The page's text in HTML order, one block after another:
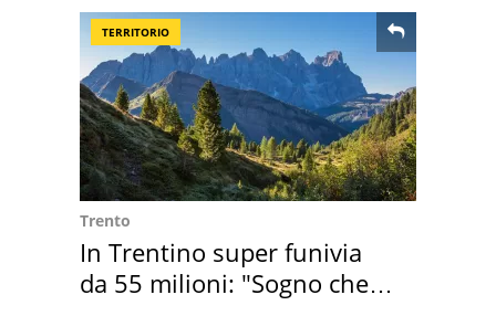
TERRITORIO
Trento
In Trentino super funivia
da 55 milioni: "Sogno che si